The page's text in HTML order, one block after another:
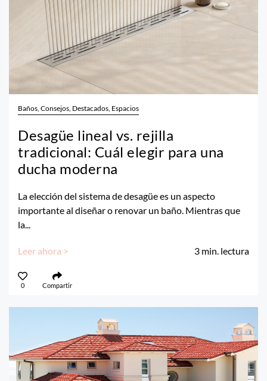
Baños, Consejos, Destacados, Espacios
Desagüe lineal vs. rejilla
tradicional: Cuál elegir para una
ducha moderna
La elección del sistema de desagüe es un aspecto
importante al diseñar o renovar un baño. Mientras que
la...
Leer ahora > 3 min. lectura
0 Compartir